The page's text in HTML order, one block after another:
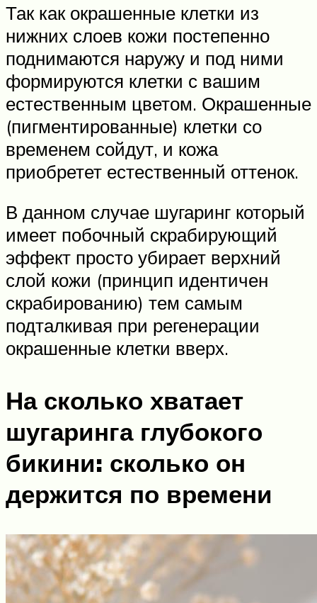
Так как окрашенные клетки из
нижних слоев кожи постепенно
поднимаются наружу и под ними
формируются клетки с вашим
естественным цветом. Окрашенные
(пигментированные) клетки со
временем сойдут, и кожа
приобретет естественный оттенок.
В данном случае шугаринг который
имеет побочный скрабирующий
эффект просто убирает верхний
слой кожи (принцип идентичен
скрабированию) тем самым
подталкивая при регенерации
окрашенные клетки вверх.
На сколько хватает
шугаринга глубокого
бикини: сколько он
держится по времени